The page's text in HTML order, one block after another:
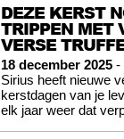
DEZE KERST
TRIPPEN MET
VERSE
18 december 2025 -
Sirius heeft nieuwe
kerstdagen van je
elk jaar weer dat